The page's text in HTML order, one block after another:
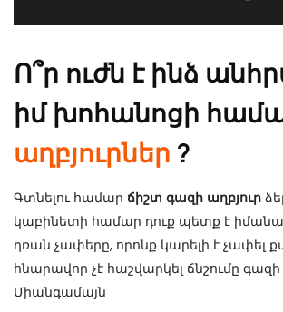
Ո՞ր ուժն է ինձ
իմ խոհանոցի
աղբյուրներ ?
Գտնելու համար ճիշտ գազի աղբյուր
կաբինետի համար դուք պետք է
դռան չափերը, որոնք կարելի է չափել
հնարավոր չէ հաշվարկել ճնշումը գազի
Միանգամայն